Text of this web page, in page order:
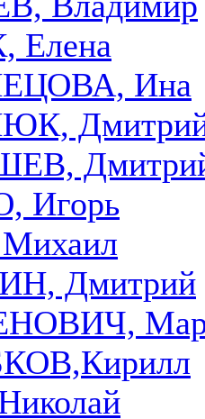
Елена
Ина
Игорь
Дмитрий